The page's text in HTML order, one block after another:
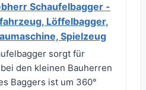
Schaufelbagger -
Löffelbagger,
Spielzeug
sorgt für
den kleinen Bauherren
Baggers ist um 360°